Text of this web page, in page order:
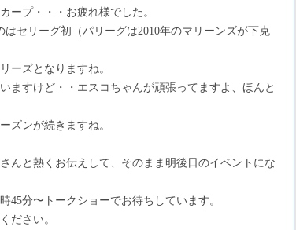
ープ・・・お疲れ様でした。
セリーグ初（パリーグは2010年のマリーンズが下克
ーズとなりますね。
ますけど・・エスコちゃんが頑張ってますよ、ほんと
ズンが続きますね。
んと熱くお伝えして、そのまま明後日のイベントにな
45分〜トークショーでお待ちしています。
ださい。